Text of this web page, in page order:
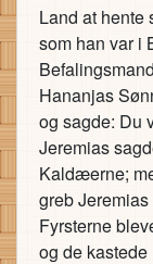
Land at hente
som han var i
Hananjas
og sagde: Du
Jeremias
Kaldæerne;
greb
Fyrsterne
og de